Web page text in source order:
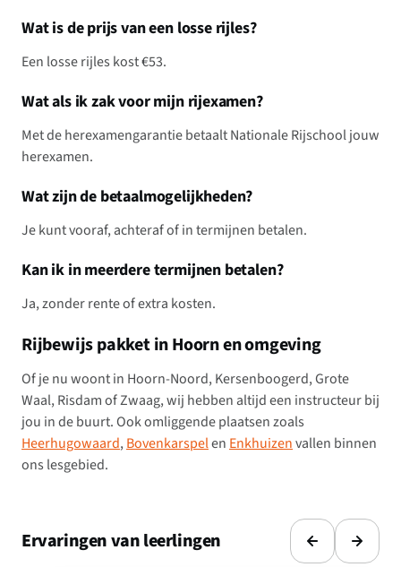
Wat is de prijs van een losse rijles?
Een losse rijles kost €53.
Wat als ik zak voor mijn rijexamen?
Met de herexamengarantie betaalt Nationale Rijschool jouw
herexamen.
Wat zijn de betaalmogelijkheden?
Je kunt vooraf, achteraf of in termijnen betalen.
Kan ik in meerdere termijnen betalen?
Ja, zonder rente of extra kosten.
Rijbewijs pakket in Hoorn en omgeving
Of je nu woont in Hoorn-Noord, Kersenboogerd, Grote
Waal, Risdam of Zwaag, wij hebben altijd een instructeur bij
jou in de buurt. Ook omliggende plaatsen zoals
Heerhugowaard,Bovenkarspelen Enkhuizenvallen binnen
ons lesgebied.
Ervaringen van leerlingen